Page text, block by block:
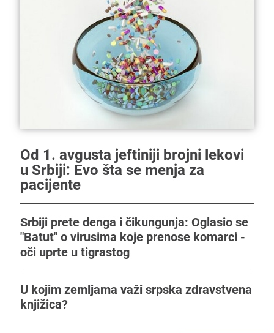
Od 1. avgusta jeftiniji brojni lekovi
u Srbiji: Evo šta se menja za
pacijente
Srbiji prete denga i čikungunja: Oglasio se
"Batut" o virusima koje prenose komarci -
oči uprte u tigrastog
U kojim zemljama važi srpska zdravstvena
knjižica?